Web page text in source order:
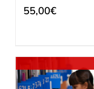
55,00€